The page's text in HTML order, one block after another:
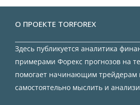
О ПРОЕКТЕ TORFOREX
Здесь публикуется аналитика
примерами Форекс прогнозов на
помогает начинающим трейдерам
самостоятельно мыслить и